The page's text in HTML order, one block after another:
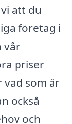
att du
företag i
vår
priser
vad som är
också
och